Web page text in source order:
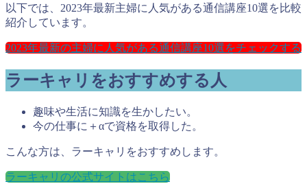
以下では、2023年最新主婦に人気がある通信講座10選を比較
紹介しています。
2023年最新の主婦に人気がある通信講座10選をチェックする
ラーキャリをおすすめする人
趣味や生活に知識を生かしたい。
今の仕事に＋αで資格を取得した。
こんな方は、ラーキャリをおすすめします。
ラーキャリの公式サイトはこちら